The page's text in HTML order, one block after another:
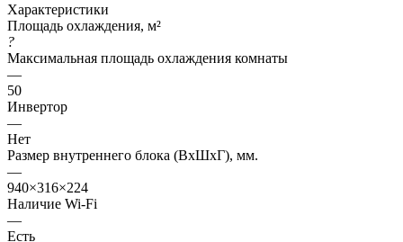
Характеристики
Площадь охлаждения, м²
?
Максимальная площадь охлаждения комнаты
—
50
Инвертор
—
Нет
Размер внутреннего блока (ВхШхГ), мм.
—
940×316×224
Наличие Wi-Fi
—
Есть